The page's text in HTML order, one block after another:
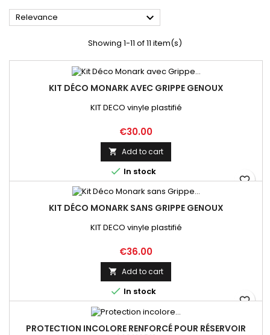
Relevance 
Showing 1-11 of 11 item(s)
KIT DÉCO MONARK AVEC GRIPPE GENOUX
KIT DECO vinyle plastifié
Price
€30.00
 Add to cart
 In stock
favorite_border
KIT DÉCO MONARK SANS GRIPPE GENOUX
KIT DECO vinyle plastifié
Price
€36.00
 Add to cart
 In stock
favorite_border
PROTECTION INCOLORE RENFORCÉ POUR RÉSERVOIR